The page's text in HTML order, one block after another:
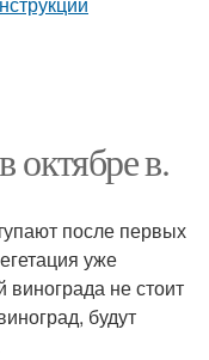
октябре в.
после первых
уже
винограда не стоит
будут